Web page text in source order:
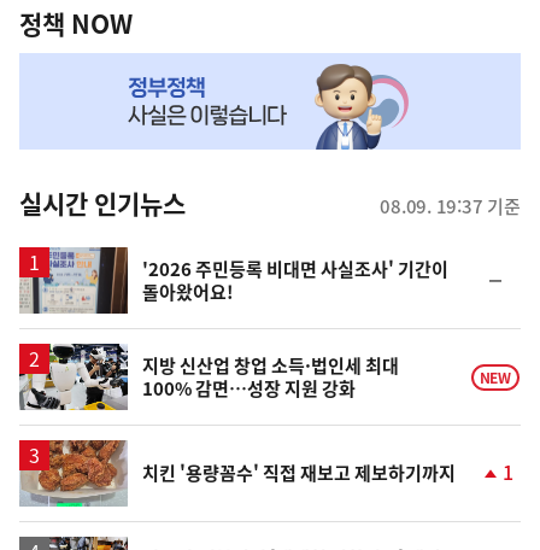
책
NOW,
뉴
스
정책 NOW
실시간 인기뉴스 08.09. 19:37 기준
'2026 주민등록 비대면 사실조사' 기간이
돌아왔어요!
일
지방 신산업 창업 소득·법인세 최대
100% 감면…성장 지원 강화
NEW
치킨 '용량꼼수' 직접 재보고 제보하기까지 1